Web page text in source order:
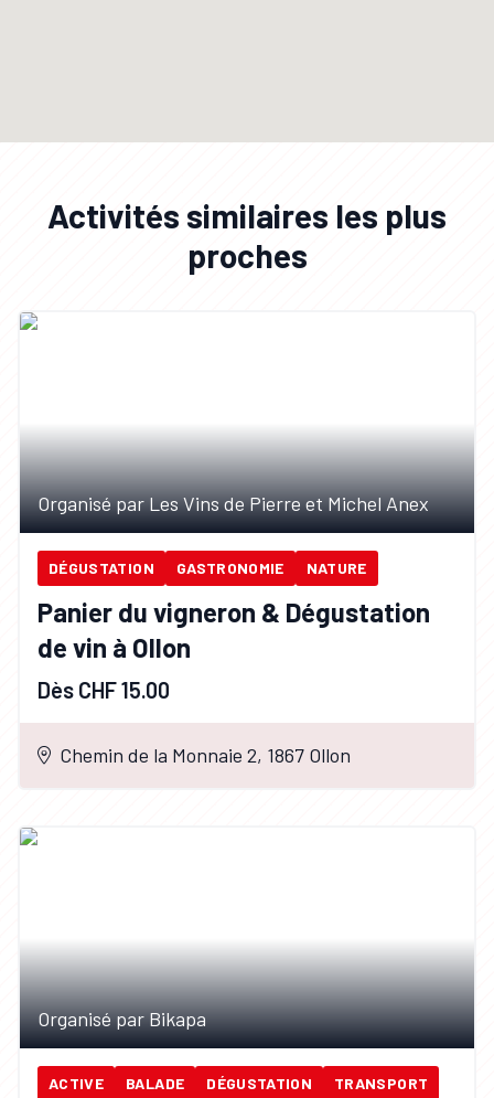
Activités similaires les plus
proches
Organisé par Les Vins de Pierre et Michel Anex
DÉGUSTATION GASTRONOMIE NATURE
Panier du vigneron & Dégustation
de vin à Ollon
Dès CHF 15.00
Chemin de la Monnaie 2, 1867 Ollon
Organisé par Bikapa
ACTIVE BALADE DÉGUSTATION TRANSPORT